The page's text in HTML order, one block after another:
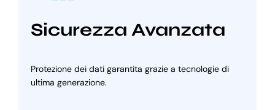
Sicurezza Avanzata
Protezione dei dati garantita grazie a tecnologie di
ultima generazione.